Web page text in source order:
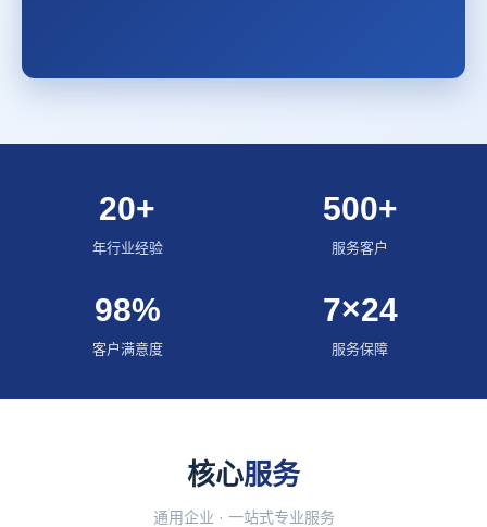
20+
年行业经验
500+
服务客户
98%
客户满意度
7×24
服务保障
核心服务
通用企业 · 一站式专业服务